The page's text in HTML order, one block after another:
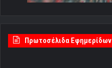
Πρωτοσέλιδα Εφημερίδων